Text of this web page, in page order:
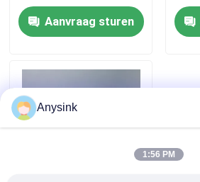
Contacteer ons
Vraag een offerte aan
Bibcockklep
Aanvraag sturen
Anysink
1:56 PM